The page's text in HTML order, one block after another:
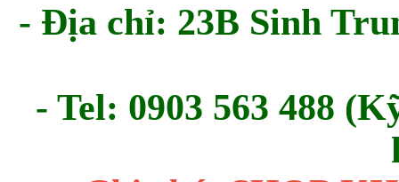
- Địa chỉ: 23B Sinh
- Tel: 0903 563 488